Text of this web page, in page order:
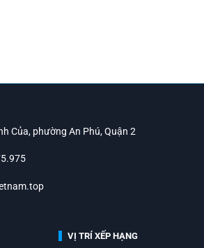
Của, phường An Phú, Quận 2
VỊ TRÍ XẾP HẠNG